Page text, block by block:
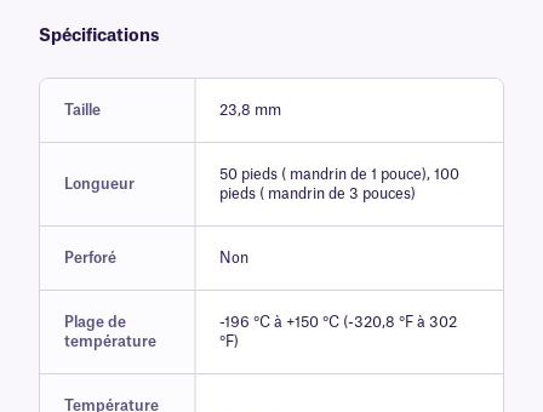
Spécifications
Taille 23,8 mm
Longueur
50 pieds ( mandrin de 1 pouce), 100
pieds ( mandrin de 3 pouces)
Perforé Non
Plage de
température
-196 °C à +150 °C (-320,8 °F à 302
°F)
Température